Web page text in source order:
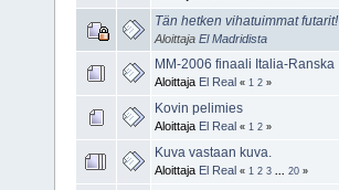
Tän hetken vihatuimmat futarit!
Aloittaja El Madridista
MM-2006 finaali Italia-Ranska
Aloittaja El Real « 1 2 »
Kovin pelimies
Aloittaja El Real « 1 2 »
Kuva vastaan kuva.
Aloittaja El Real « 1 2 3 20 »